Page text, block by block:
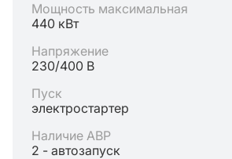
Мощность максимальная
440 кВт
Напряжение
230/400 В
Пуск
электростартер
Наличие АВР
2 - автозапуск